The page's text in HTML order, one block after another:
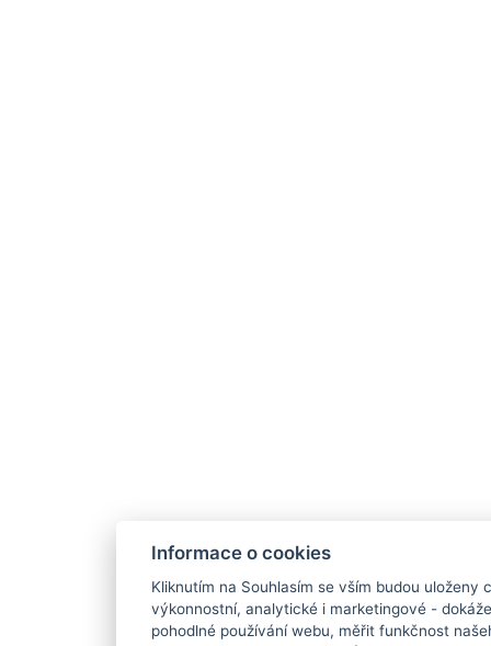
Informace o cookies
Kliknutím na Souhlasím se vším budou uloženy
výkonnostní, analytické i marketingové -
pohodlné používání webu, měřit funkčnost